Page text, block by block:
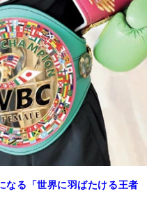
る「世界に羽ばたける王者